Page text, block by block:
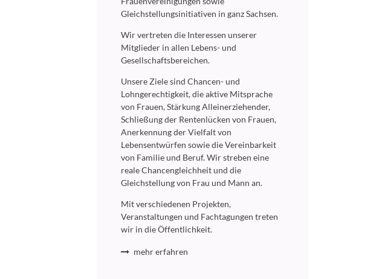
Gleichstellungsinitiativen in ganz Sachsen.
Wir vertreten die Interessen unserer
Mitglieder in allen Lebens- und
Gesellschaftsbereichen.
Unsere Ziele sind Chancen- und
Lohngerechtigkeit, die aktive Mitsprache
von Frauen, Stärkung Alleinerziehender,
Schließung der Rentenlücken von Frauen,
Anerkennung der Vielfalt von
Lebensentwürfen sowie die Vereinbarkeit
von Familie und Beruf. Wir streben eine
reale Chancengleichheit und die
Gleichstellung von Frau und Mann an.
Mit verschiedenen Projekten,
Veranstaltungen und Fachtagungen treten
wir in die Öffentlichkeit.
mehr erfahren